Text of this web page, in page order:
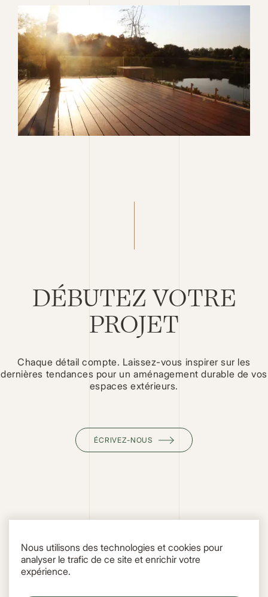
DÉBUTEZ VOTRE
PROJET
Chaque détail compte. Laissez-vous inspirer sur les
dernières tendances pour un aménagement durable de vos
espaces extérieurs.
ÉCRIVEZ-NOUS
Nous utilisons des technologies et cookies pour
analyser le trafic de ce site et enrichir votre
expérience.